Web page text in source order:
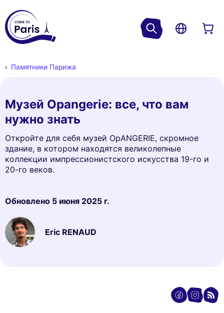
Памятники Парижа
Музей Орangerie: все, что вам
нужно знать
Откройте для себя музей ОрANGERIE, скромное
здание, в котором находятся великолепные
коллекции импрессионистского искусства 19-го и
20-го веков.
Обновлено 5 июня 2025 г.
Eric RENAUD